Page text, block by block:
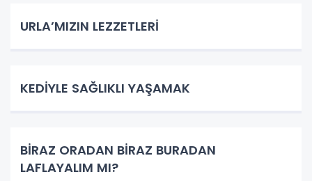
URLA’MIZIN LEZZETLERİ
KEDİYLE SAĞLIKLI YAŞAMAK
BİRAZ ORADAN BİRAZ BURADAN
LAFLAYALIM MI?